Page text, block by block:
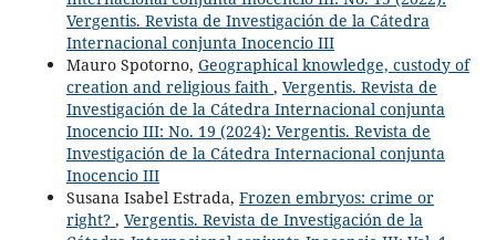
Vergentis. Revista de Investigación de la Cátedra
Internacional conjunta Inocencio III
Mauro Spotorno, Geographical knowledge, custody of
creation and religious faith , Vergentis. Revista de
Investigación de la Cátedra Internacional conjunta
Inocencio III: No. 19 (2024): Vergentis. Revista de
Investigación de la Cátedra Internacional conjunta
Inocencio III
Susana Isabel Estrada, Frozen embryos: crime or
right? , Vergentis. Revista de Investigación de la